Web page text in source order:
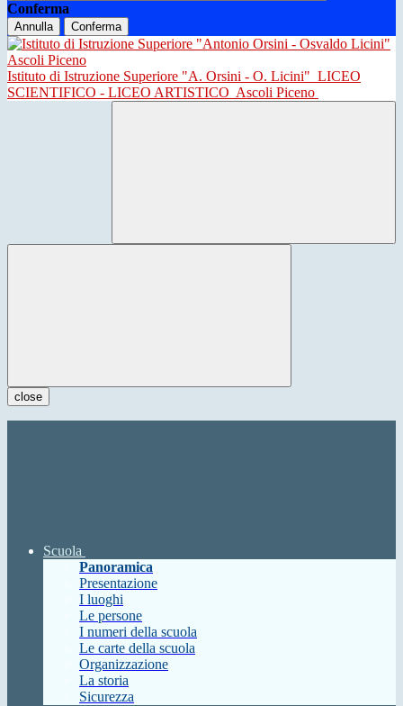
Conferma
Annulla Conferma
Istituto di Istruzione Superiore "A. Orsini - O. Licini" LICEO
SCIENTIFICO - LICEO ARTISTICO Ascoli Piceno
close
Scuola
Panoramica
Presentazione
I luoghi
Le persone
I numeri della scuola
Le carte della scuola
Organizzazione
La storia
Sicurezza